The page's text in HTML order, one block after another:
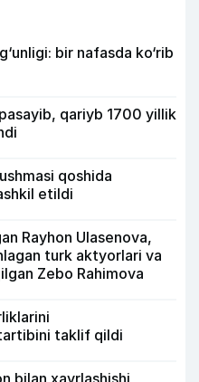
bir nafasda ko‘rib
qariyb 1700 yillik
qoshida
etildi
Rayhon Ulasenova,
turk aktyorlari va
Zebo Rahimova
taklif qildi
bilan xayrlashishi